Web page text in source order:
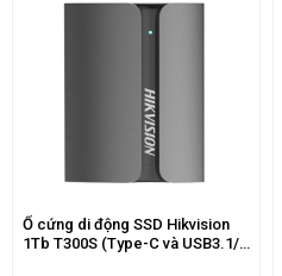
Ổ cứng di động SSD Hikvision
1Tb T300S (Type-C và USB3.1/